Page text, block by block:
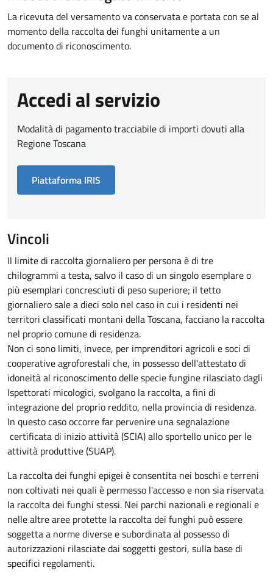
La ricevuta del versamento va conservata e portata con se al
momento della raccolta dei funghi unitamente a un
documento di riconoscimento.
Accedi al servizio
Modalità di pagamento tracciabile di importi dovuti alla
Regione Toscana
Piattaforma IRIS
Vincoli
Il limite di raccolta giornaliero per persona è di tre
chilogrammi a testa, salvo il caso di un singolo esemplare o
più esemplari concresciuti di peso superiore; il tetto
giornaliero sale a dieci solo nel caso in cui i residenti nei
territori classificati montani della Toscana, facciano la raccolta
nel proprio comune di residenza.
Non ci sono limiti, invece, per imprenditori agricoli e soci di
cooperative agroforestali che, in possesso dell'attestato di
idoneità al riconoscimento delle specie fungine rilasciato dagli
Ispettorati micologici, svolgano la raccolta, a fini di
integrazione del proprio reddito, nella provincia di residenza.
In questo caso occorre far pervenire una segnalazione
certificata di inizio attività (SCIA) allo sportello unico per le
attività produttive (SUAP).
La raccolta dei funghi epigei è consentita nei boschi e terreni
non coltivati nei quali è permesso l'accesso e non sia riservata
la raccolta dei funghi stessi. Nei parchi nazionali e regionali e
nelle altre aree protette la raccolta dei funghi può essere
soggetta a norme diverse e subordinata al possesso di
autorizzazioni rilasciate dai soggetti gestori, sulla base di
specifici regolamenti.